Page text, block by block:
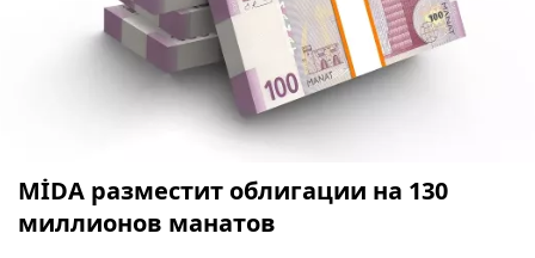
МİDA разместит облигации на 130
миллионов манатов